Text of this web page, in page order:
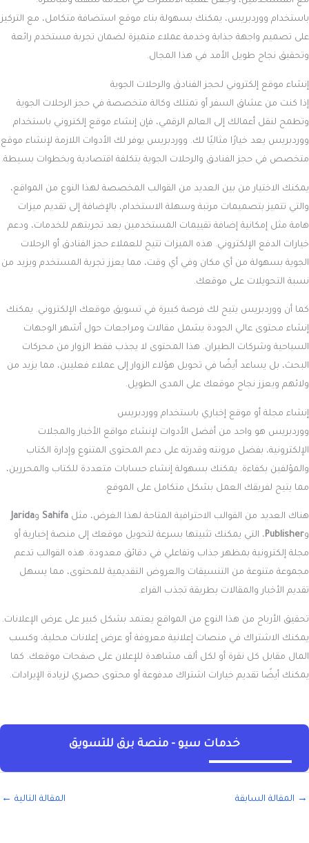
باستخدام ووردبريس، يمكنك بسهولة بناء موقع استضافة متكامل، مع التركيز
على تصميم واجهة جذابة وخدمة عملاء متميزة لضمان تجربة مستخدم رائعة
وتحقيق نجاح طويل الأمد في هذا المجال.
إنشاء موقع إلكتروني لحجز الفنادق والرحلات الجوية
إذا كنت من عشاق السفر أو تمتلك وكالة متخصصة في حجز الرحلات الجوية
وتطمح لنقل أعمالك إلى العالم الرقمي، فإن إنشاء موقع إلكتروني باستخدام
ووردبريس يعد خيارًا مثاليًا لك. ووردبريس يوفر لك الأدوات اللازمة لإنشاء موقع
متخصص في حجز الفنادق والرحلات الجوية بتكلفة اقتصادية وبخطوات بسيطة.
يمكنك الاختيار من بين العديد من القوالب المخصصة لهذا النوع من المواقع،
والتي تتميز بتصميمات مرتبة وسهلة الاستخدام، بالإضافة إلى تقديم ميزات
هامة مثل إمكانية إضافة تقييمات المستخدمين بعد تجربتهم للخدمات، ودعم
خيارات الدفع الإلكتروني. هذه الميزات تتيح للعملاء حجز الفنادق أو الرحلات
الجوية بسهولة من أي مكان وفي أي وقت، مما يعزز تجربة المستخدم ويزيد من
نسبة التحويلات على موقعك.
كما أن ووردبريس يتيح لك فرصة كبيرة في تسويق موقعك الإلكتروني. يمكنك
إنشاء محتوى عالي الجودة يشمل مقالات ومراجعات حول أشهر الوجهات
السياحية وشركات الطيران. هذا المحتوى لا يجذب فقط الزوار من محركات
البحث، بل يساعد أيضًا في تحويل هؤلاء الزوار إلى عملاء فعليين، مما يزيد من
ولائهم ويعزز نجاح موقعك على المدى الطويل.
إنشاء مجلة أو موقع إخباري باستخدام ووردبريس
ووردبريس هو واحد من أفضل الأدوات لإنشاء مواقع الأخبار والمجلات
الإلكترونية، بفضل مرونته وقدرته على دعم المحتوى المتنوع وإدارة الكتاب
والمؤلفين بكفاءة. يمكنك بسهولة إنشاء حسابات متعددة للكتاب والمحررين،
مما يتيح لفريقك العمل بشكل متكامل على الموقع.
هناك العديد من القوالب الاحترافية المتاحة لهذا الغرض، مثل Sahifa وJarida
وPublisher، التي يمكنك تثبيتها بسرعة لتحويل موقعك إلى منصة إخبارية أو
مجلة إلكترونية بمظهر جذاب وتفاعلي في دقائق معدودة. هذه القوالب تدعم
مجموعة متنوعة من التنسيقات والعروض التقديمية للمحتوى، مما يسهل
تقديم الأخبار والمقالات بطريقة تجذب القراء.
تحقيق الأرباح من هذا النوع من المواقع يعتمد بشكل كبير على عرض الإعلانات.
يمكنك الاشتراك في منصات إعلانية معروفة أو عرض إعلانات محلية، وكسب
المال مقابل كل نقرة أو لكل ألف مشاهدة للإعلان على صفحات موقعك. كما
يمكنك أيضًا تقديم خيارات اشتراك مدفوعة أو محتوى حصري لزيادة الإيرادات.
خدمات سيو - منصة برق للتسويق
→ المقالة السابقة المقالة التالية ←